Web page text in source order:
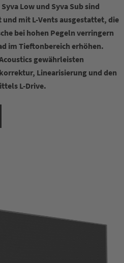
Low und Syva Sub sind
mit L-Vents ausgestattet, die
bei hohen Pegeln verringern
im Tieftonbereich erhöhen.
gewährleisten
Linearisierung und den
L-Drive.